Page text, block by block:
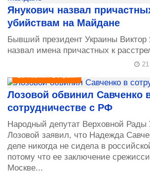
Янукович назвал
убийствам на Майдане
Бывший президент Украины Виктор
назвал имена причастных к
Всі новини/В УкраЇні
Лозовой обвинил Савченко
сотрудничестве с РФ
Народный депутат Верховной Рады
Лозовой заявил, что Надежда
деле никогда не сидела в
потому что ее заключение
Москве...